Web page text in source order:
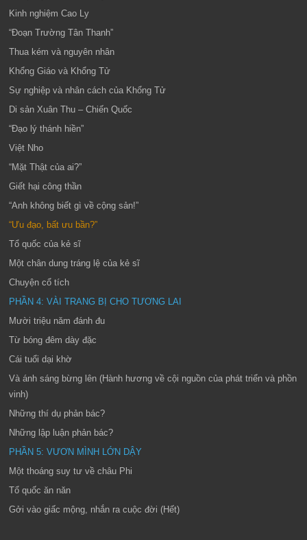
Kinh nghiệm Cao Ly
“Đoạn Trường Tân Thanh”
Thua kém và nguyên nhân
Khổng Giáo và Khổng Tử
Sự nghiệp và nhân cách của Khổng Tử
Di sản Xuân Thu – Chiến Quốc
“Đạo lý thánh hiền”
Việt Nho
“Mặt Thật của ai?”
Giết hại công thần
“Anh không biết gì về cộng sản!”
“Ưu đạo, bất ưu bần?”
Tổ quốc của kẻ sĩ
Một chân dung tráng lệ của kẻ sĩ
Chuyện cổ tích
PHẦN 4: VÀI TRANG BỊ CHO TƯƠNG LAI
Mười triệu năm đánh đu
Từ bóng đêm dày đặc
Cái tuổi dại khờ
Và ánh sáng bừng lên (Hành hương về cội nguồn của phát triển và phồn
vinh)
Những thí dụ phản bác?
Những lập luận phản bác?
PHẦN 5: VƯƠN MÌNH LỚN DẬY
Một thoáng suy tư về châu Phi
Tổ quốc ăn năn
Gởi vào giấc mộng, nhắn ra cuộc đời (Hết)